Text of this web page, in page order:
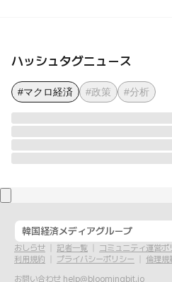
ハッシュタグニュース
#マクロ経済 #政策 #分析
韓国経済メディアグループ
おしらせ 記者一覧
コミュニティ運営ポ
利用規約
プライバシーポリシー
倫理規
お問い合わせ help@bloomingbit.io